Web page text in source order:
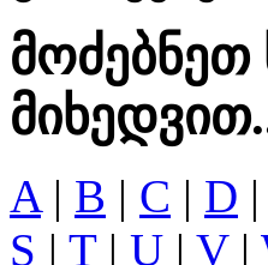
A| B | C | D |
S | T| U | V|